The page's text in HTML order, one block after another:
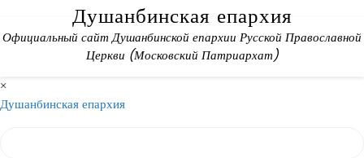
content
Душанбинская епархия
Официальный сайт Душанбинской епархии Русской Православной
Церкви (Московский Патриархат)
×
Душанбинская епархия